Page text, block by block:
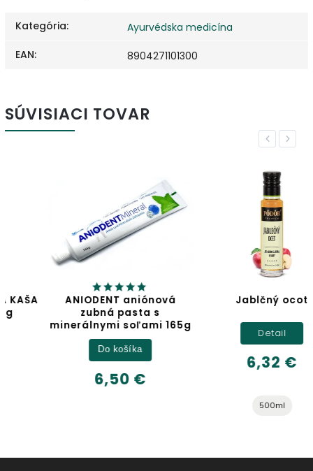
Kategória:
Ayurvédska medicína
EAN: 8904271101300
SÚVISIACI TOVAR
Previous
ANIODENT aniónová
zubná pasta s
minerálnymi soľami 165g
6,50 €
Do košíka
Jablčný ocot
6,32 €
Next